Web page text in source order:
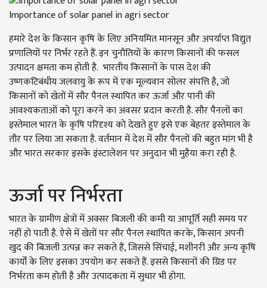
Importance of solar panel in agri sector
हमारे देश के किसान कृषि के लिए अनियमित मानसून और अपर्याप्त विद्युत
प्रणालियों पर निर्भर रहते हैं. इन चुनौतियों के कारण किसानों की फसल
उत्पादन क्षमता कम होती है. भारतीय किसानों के पास देश की
उष्णकटिबंधीय जलवायु के रूप में एक मूल्यवान सोलर संपत्ति है,जो
किसानों को खेतों में सौर पैनल स्थापित कर ऊर्जा और पानी की
आवश्यकताओं को पूरा करने का अवसर प्रदान करती है. सौर पैनलों का
इस्तेमाल भारत के कृषि परिदृश्य को देखते हुए इसे एक बेहतर इस्तेमाल के
तौर पर लिया जा सकता है. वर्तमान में देश में सौर पैनलों की बहुत मांग भी है
और भारत सरकार इसके इंस्टालेशन पर अनुदान भी मुहैया करा रही है.
ऊर्जा पर निर्भरता
भारत के ग्रामीण क्षेत्रों में अक्सर बिजली की कमी या आपूर्ति सही समय पर
नहीं हो पाती है. ऐसे में खेतों पर सौर पैनल स्थापित करके,किसान अपनी
खुद की बिजली उत्पन्न कर सकते हैं,जिससे सिंचाई,मशीनरी और अन्य कृषि
कार्यों के लिए इसका उपयोग कर सकते हैं. इससे किसानों की ग्रिड पर
निर्भरता कम होती है और उत्पादकता में सुधार भी होगा.